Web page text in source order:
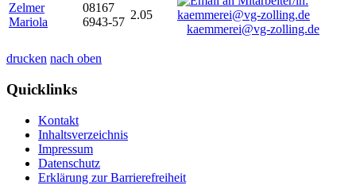
Zelmer
Mariola
08167
6943-57
2.05
kaemmerei@vg-zolling.de
drucken nach oben
Quicklinks
Kontakt
Inhaltsverzeichnis
Impressum
Datenschutz
Erklärung zur Barrierefreiheit